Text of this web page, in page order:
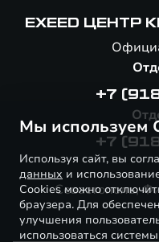
EXEED ЦЕНТР
+7
+7
Севастополь,
Мы используем
Используя сайт, вы
данных и
Cookies можно
браузера. Для
улучшения
использоваться